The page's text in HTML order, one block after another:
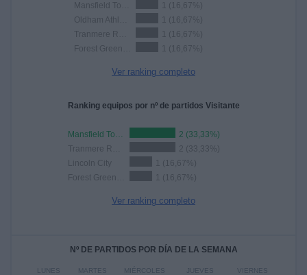
1 (16,67%)
1 (16,67%)
1 (16,67%)
1 (16,67%)
Ver ranking completo
Ranking equipos por nº de partidos Visitante
Mansfield Town
2 (33,33%)
2 (33,33%)
Lincoln City
1 (16,67%)
1 (16,67%)
Ver ranking completo
Nº DE PARTIDOS POR DÍA DE LA SEMANA
LUNES MARTES MIÉRCOLES JUEVES VIERNES